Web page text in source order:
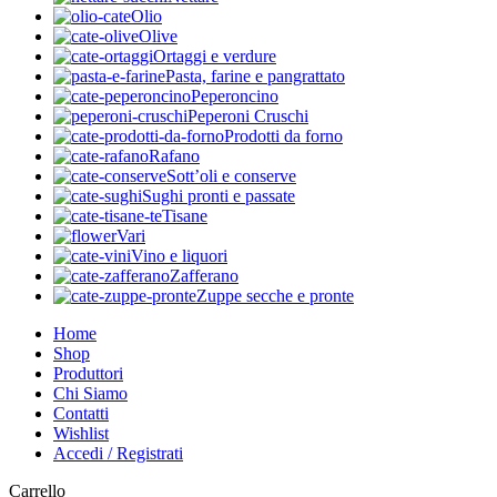
Olio
Olive
Ortaggi e verdure
Pasta, farine e pangrattato
Peperoncino
Peperoni Cruschi
Prodotti da forno
Rafano
Sott’oli e conserve
Sughi pronti e passate
Tisane
Vari
Vino e liquori
Zafferano
Zuppe secche e pronte
Home
Shop
Produttori
Chi Siamo
Contatti
Wishlist
Accedi / Registrati
Carrello